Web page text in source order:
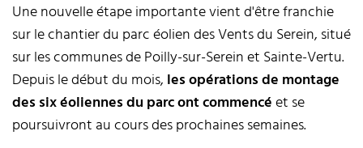
Une nouvelle étape importante vient d'être franchie
sur le chantier du parc éolien des Vents du Serein, situé
sur les communes de Poilly-sur-Serein et Sainte-Vertu.
Depuis le début du mois, les opérations de montage
des six éoliennes du parc ont commencéet se
poursuivront au cours des prochaines semaines.